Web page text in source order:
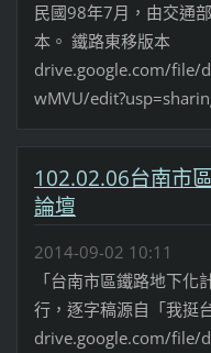
民國98年7月，由交通
本。 鐵路東移版本
drive.google.com/file/
wMVU/
102.02.06台南市
論壇
2014-09-02 10:11
「台南市區鐵路地下
行，逐字稿源自「我挺
drive.google.com/file/